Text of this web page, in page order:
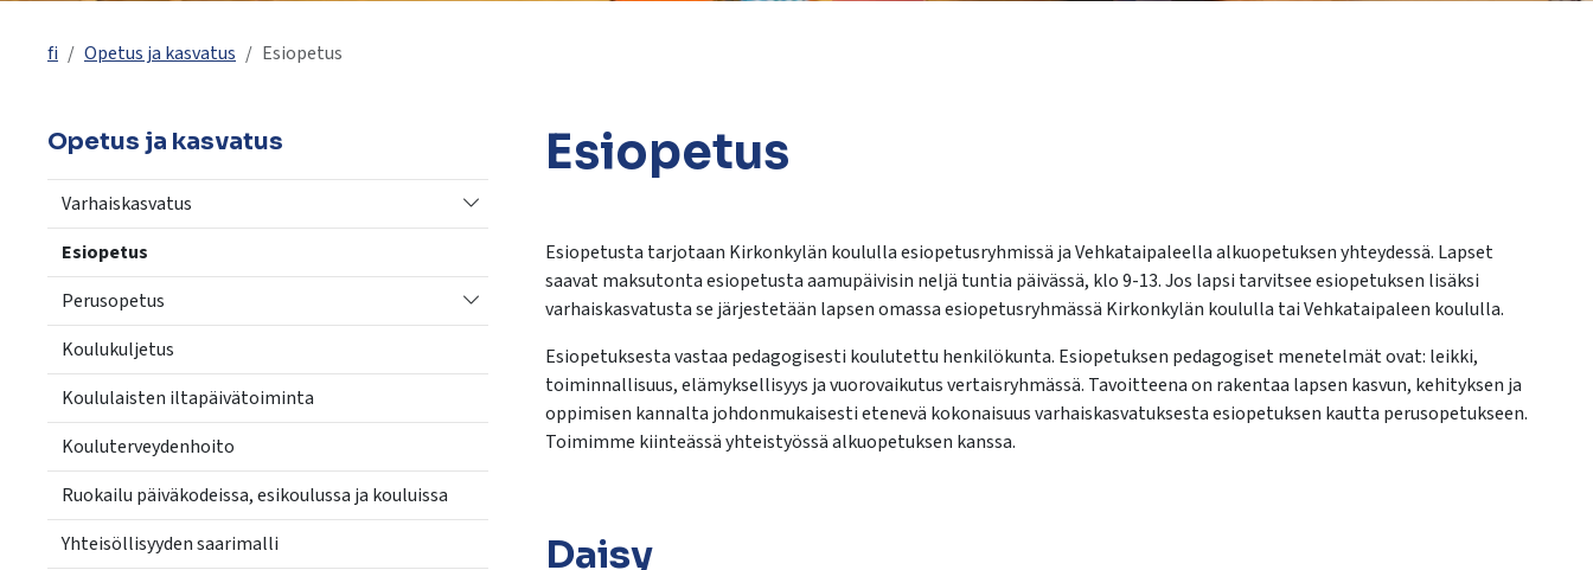
ja
fi Opetus ja kasvatus Esiopetus
Opetus ja kasvatus
Varhaiskasvatus
Vaihda alasvetovalikkoa
Esiopetus
Perusopetus
Vaihda alasvetovalikkoa
Koulukuljetus
Koululaisten iltapäivätoiminta
Kouluterveydenhoito
Ruokailu päiväkodeissa, esikoulussa ja kouluissa
Yhteisöllisyyden saarimalli
Esiopetus
Esiopetusta tarjotaan Kirkonkylän koululla esiopetusryhmissä ja Vehkataipaleella alkuopetuksen yhteydessä. Lapset
saavat maksutonta esiopetusta aamupäivisin neljä tuntia päivässä, klo 9-13. Jos lapsi tarvitsee esiopetuksen lisäksi
varhaiskasvatusta se järjestetään lapsen omassa esiopetusryhmässä Kirkonkylän koululla tai Vehkataipaleen koululla.
Esiopetuksesta vastaa pedagogisesti koulutettu henkilökunta. Esiopetuksen pedagogiset menetelmät ovat: leikki,
toiminnallisuus, elämyksellisyys ja vuorovaikutus vertaisryhmässä. Tavoitteena on rakentaa lapsen kasvun, kehityksen ja
oppimisen kannalta johdonmukaisesti etenevä kokonaisuus varhaiskasvatuksesta esiopetuksen kautta perusopetukseen.
Toimimme kiinteässä yhteistyössä alkuopetuksen kanssa.
Daisy